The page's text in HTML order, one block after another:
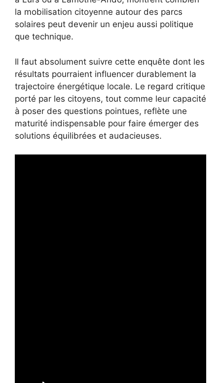
la mobilisation citoyenne autour des parcs
solaires peut devenir un enjeu aussi politique
que technique.
Il faut absolument suivre cette enquête dont les
résultats pourraient influencer durablement la
trajectoire énergétique locale. Le regard critique
porté par les citoyens, tout comme leur capacité
à poser des questions pointues, reflète une
maturité indispensable pour faire émerger des
solutions équilibrées et audacieuses.